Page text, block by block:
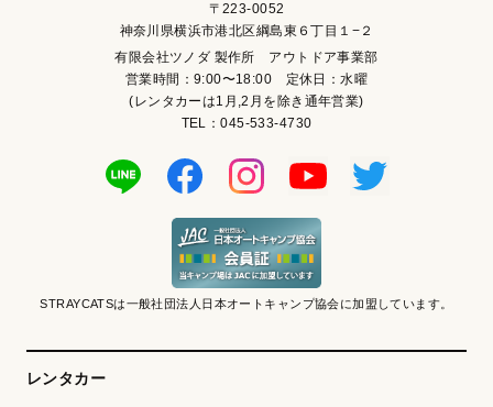
〒223-0052
神奈川県横浜市港北区綱島東６丁目１−２
有限会社ツノダ 製作所 アウトドア事業部
営業時間：9:00〜18:00 定休日：水曜
(レンタカーは1月,2月を除き通年営業)
TEL：045-533-4730
STRAYCATSは一般社団法人日本オートキャンプ協会に加盟しています。
レンタカー